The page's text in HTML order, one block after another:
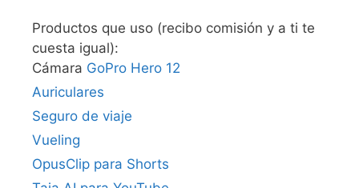
Productos que uso (recibo comisión y a ti te
cuesta igual):
Cámara GoPro Hero 12
Auriculares
Seguro de viaje
Vueling
OpusClip para Shorts